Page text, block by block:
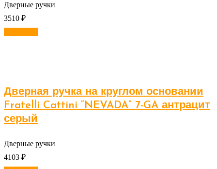
Дверные ручки
3510 ₽
Дверная ручка на круглом основании
Fratelli Cattini “NEVADA” 7-GA антрацит
серый
Дверные ручки
4103 ₽